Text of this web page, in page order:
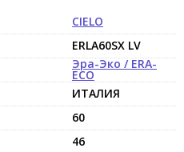
CIELO
ERLA60SX LV
Эра-Эко / ERA-
ECO
ИТАЛИЯ
60
46